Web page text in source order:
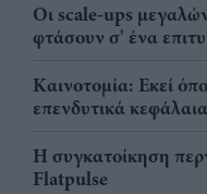
Οι scale-ups
φτάσουν σ' ένα
Καινοτομία: Εκεί
επενδυτικά κεφάλαια
Η συγκατοίκηση
Flatpulse